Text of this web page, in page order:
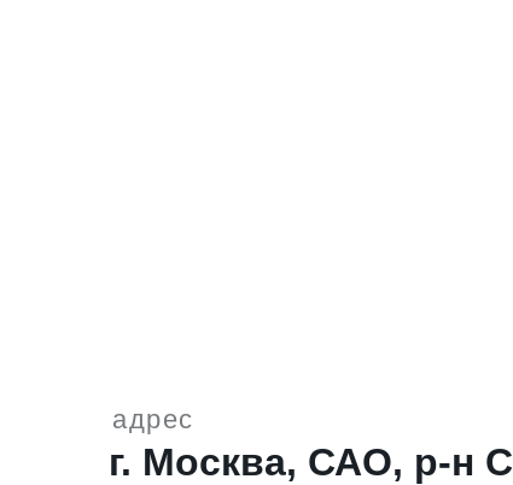
адрес
г. Москва, САО, р-н